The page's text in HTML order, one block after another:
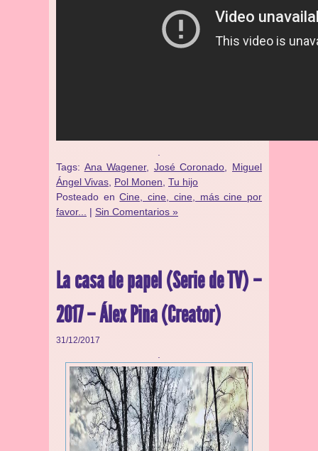
Tags: Ana Wagener, José Coronado
Miguel
Ángel Vivas Pol Monen Tu hijo
Posteado enCine, cine, cine, más cine por
favor...
| Sin Comentarios »
La casa de papel (Serie de TV) –
2017 – Álex Pina (Creator)
31/12/2017